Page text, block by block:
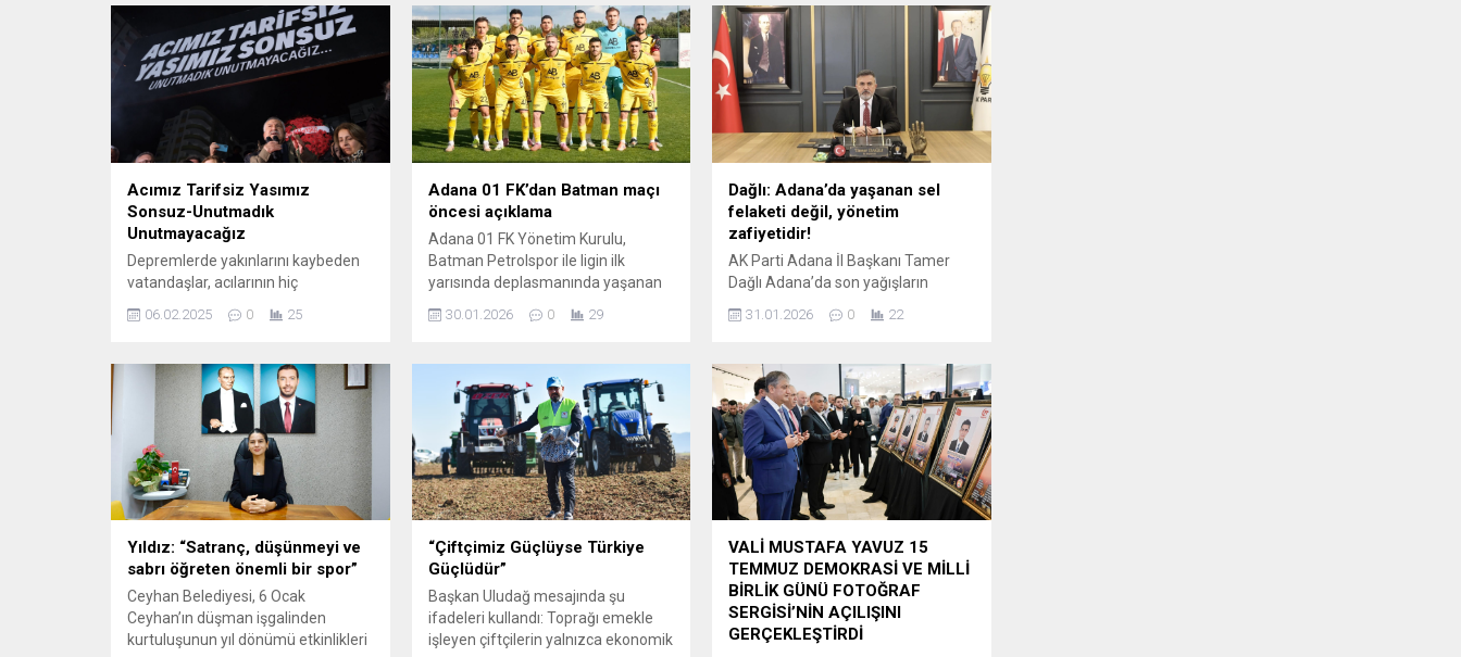
Acımız Tarifsiz Yasımız
Sonsuz-Unutmadık
Unutmayacağız
Depremlerde yakınlarını kaybeden
vatandaşlar, acılarının hiç
getirdi ve sorumluların hak ettikleri
yineledi. FELAKETLERE KARŞI
HAZIRLIKLI OLMALIYIZ Duaların
okunduğu anma töreninde acılı
vatandaşlarla yakından ilgilenen
Başkan Zeydan Karalar, böyle afet
anlarında insanların birbirine
kesinlikle ayrım yapmadan yardım
ettiğini, destek olduğunu belirterek,
felaketler,...
06.02.2025 0 25
Adana 01 FK’dan Batman maçı
öncesi açıklama
Adana 01 FK Yönetim Kurulu,
Batman Petrolspor ile ligin ilk
yarısında deplasmanında yaşanan
yazılı bir açıklama yaptı.
hem kulüp yönetimi hem de Adana
01 FK taraftarları tarafından
unutulmadığı vurgulandı. Yönetim
Kurulu, Pazar günü oynanacak
karşılaşmada Adana 01 FK
taraftarlarının tribünleri
doldurarak...
30.01.2026 0 29
Dağlı: Adana’da yaşanan sel
felaketi değil, yönetim
zafiyetidir!
AK Parti Adana İl Başkanı Tamer
Dağlı Adana’da son yağışların
baskınları ile ilgili açıklamalarda
olumsuzlukların tesadüf ya da doğa
olayı olarak açıklanamayacak bir
noktaya geldiğini belirten Dağlı,
“aynı cadde, aynı kavşaklar ve aynı
mahallelerde her yağmurda tekrar
eden manzara; Adana Büyükşehir
Belediyesi’nin...
31.01.2026 0 22
Yıldız: “Satranç, düşünmeyi ve
sabrı öğreten önemli bir spor”
Ceyhan Belediyesi, 6 Ocak
Ceyhan’ın düşman işgalinden
kurtuluşunun yıl dönümü etkinlikleri
“Çiftçimiz Güçlüyse Türkiye
Güçlüdür”
Başkan Uludağ mesajında şu
ifadeleri kullandı: Toprağı emekle
işleyen çiftçilerin yalnızca ekonomik
VALİ MUSTAFA YAVUZ 15
TEMMUZ DEMOKRASİ VE MİLLİ
BİRLİK GÜNÜ FOTOĞRAF
SERGİSİ’NİN AÇILIŞINI
GERÇEKLEŞTİRDİ